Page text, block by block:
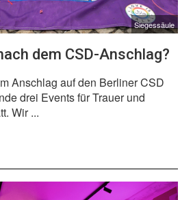
Siegessäule
dem CSD-Anschlag?
Anschlag auf den Berliner CSD
drei Events für Trauer und
Wir ...